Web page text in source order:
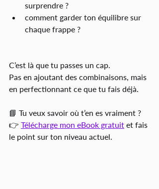
surprendre ?
comment garder ton équilibre sur
chaque frappe ?
C’est là que tu passes un cap.
Pas en ajoutant des combinaisons, mais
en perfectionnant ce que tu fais déjà.
📘 Tu veux savoir où t’en es vraiment ?
👉 Télécharge mon eBook gratuit et fais
le point sur ton niveau actuel.